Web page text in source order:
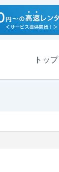
トップ